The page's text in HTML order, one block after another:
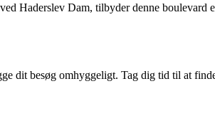
Haderslev Dam, tilbyder denne
dit besøg omhyggeligt. Tag dig tid til at